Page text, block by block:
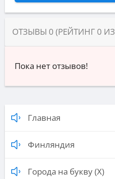
ОТЗЫВЫ 0 (РЕЙТИНГ 0 ИЗ
Пока нет отзывов!
Главная
Финляндия
Города на букву (Х)